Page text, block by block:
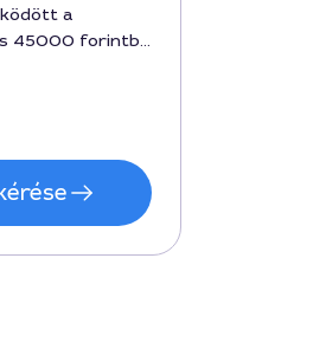
a
45000 forintba
is megérte.
jó terv a
Egyáltalán nem
kapkodás vagy
Zoltánt